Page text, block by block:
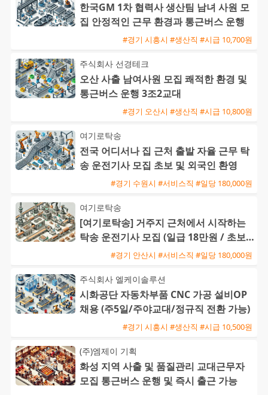
한국GM 1차 협력사 생산팀 남녀 사원 모
집 안정적인 근무 환경과 통근버스 운행
#경기 시흥시 #생산직 #시급 10,700원
주식회사 선경테크
오산 사출 남여사원 모집 쾌적한 환경 및
통근버스 운행 3조2교대
#경기 오산시 #생산직 #시급 10,800원
여기로탁송
전국 어디서나 집 근처 출발 자율 근무 탁
송 운전기사 모집 초보 및 외국인 환영
#경기 수원시 #서비스직 #일당 180,000원
여기로탁송
[여기로탁송] 거주지 근처에서 시작하는
탁송 운전기사 모집 (일급 18만원 / 초보
및 외국인 가능)
#경기 안산시 #서비스직 #일당 180,000원
주식회사 엘케이솔루션
시화공단 자동차부품 CNC 가공 설비OP
채용 (주5일/주야교대/정규직 전환 가능)
#경기 시흥시 #생산직 #시급 10,500원
(주)엠제이 기획
화성 지역 사출 및 품질관리 교대근무자
모집 통근버스 운행 및 즉시 출근 가능